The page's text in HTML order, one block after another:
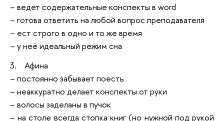
– ведет содержательные конспекты в word
– готова ответить на любой вопрос преподавателя
– ест строго в одно и то же время
– у неё идеальный режим сна
3. Афина
– постоянно забывает поесть
– неаккуратно делает конспекты от руки
– волосы заделаны в пучок
– на столе всегда стопка книг (но нужной под рукой